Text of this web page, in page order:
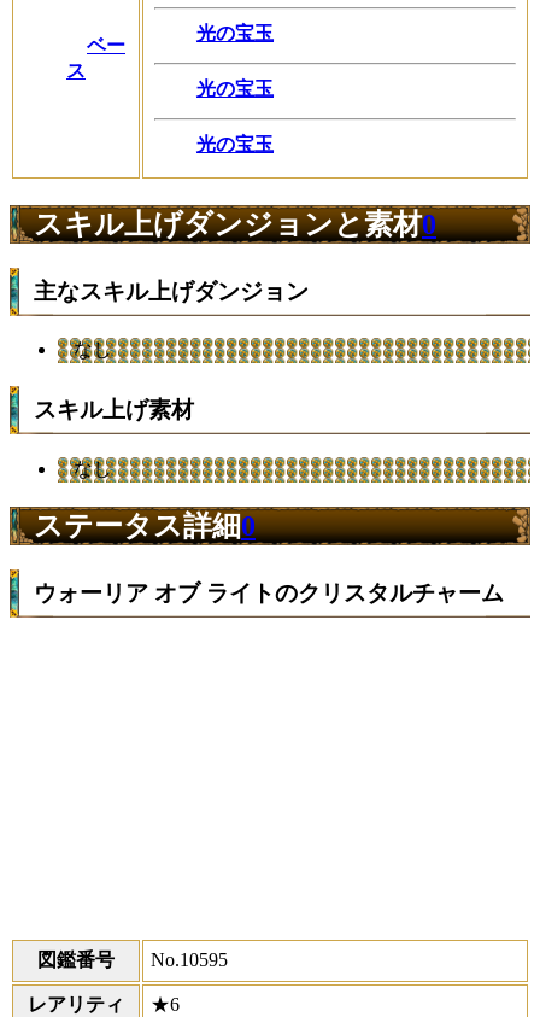
ベー
ス
光の宝玉
光の宝玉
光の宝玉
スキル上げダンジョンと素材0
主なスキル上げダンジョン
なし
スキル上げ素材
なし
ステータス詳細0
ウォーリア オブ ライトのクリスタルチャーム
図鑑番号 No.10595
レアリティ ★6